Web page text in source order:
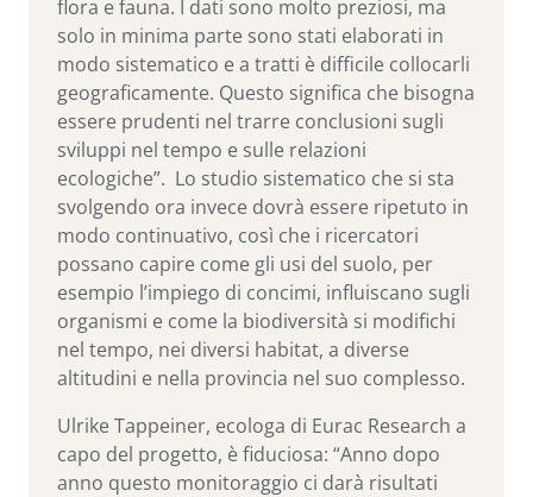
flora e fauna. I dati sono molto preziosi, ma
solo in minima parte sono stati elaborati in
modo sistematico e a tratti è difficile collocarli
geograficamente. Questo significa che bisogna
essere prudenti nel trarre conclusioni sugli
sviluppi nel tempo e sulle relazioni
ecologiche”. Lo studio sistematico che si sta
svolgendo ora invece dovrà essere ripetuto in
modo continuativo, così che i ricercatori
possano capire come gli usi del suolo, per
esempio l’impiego di concimi, influiscano sugli
organismi e come la biodiversità si modifichi
nel tempo, nei diversi habitat, a diverse
altitudini e nella provincia nel suo complesso.
Ulrike Tappeiner, ecologa di Eurac Research a
capo del progetto, è fiduciosa: “Anno dopo
anno questo monitoraggio ci darà risultati